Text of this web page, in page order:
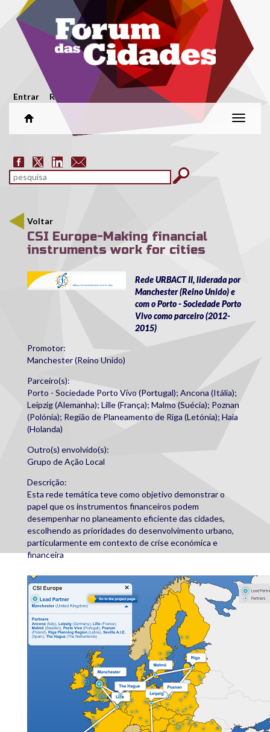
Passar para o conteúdo principal
Menu secundário
Entrar Registar
Alterar
Formulário de pesquisa
pesquisar
Voltar
CSI Europe-Making financial
instruments work for cities
csi_europa2.png
Rede URBACT II, liderada por
Manchester (Reino Unido) e
com o Porto - Sociedade Porto
Vivo como parceiro (2012-
2015)
Promotor:
Manchester (Reino Unido)
Parceiro(s):
Porto - Sociedade Porto Vivo (Portugal); Ancona (Itália);
Leipzig (Alemanha); Lille (França); Malmo (Suécia); Poznan
(Polónia); Região de Planeamento de Riga (Letónia); Haia
(Holanda)
Outro(s) envolvido(s):
Grupo de Ação Local
Descrição:
Esta rede temática teve como objetivo demonstrar o
papel que os instrumentos financeiros podem
desempenhar no planeamento eficiente das cidades,
escolhendo as prioridades do desenvolvimento urbano,
particularmente em contexto de crise económica e
financeira
csi_europe_map.png